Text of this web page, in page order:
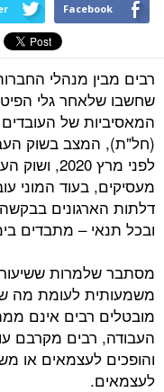
Facebook
רבים מבין מנהלי
שחשבו שלאחר גלי
המאסיביות של
(חל"ת), המצב בשוק
לפני מרץ
מעסיקים, בעוד המוני
דלתות הארגונים
ובכל תנאי – מתבדים
מסתבר שלמרות
משמעותית לעומת מה
מובטלים רבים אינם
העבודה, רבים מקרבם
והופכים לעצמאים או
לעצמאים.